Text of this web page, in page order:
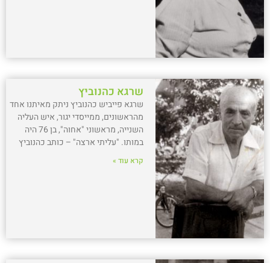
שרגא כהנוביץ
שרגא פייביש כהנוביץ ניתק מאיתנו אחד
מהראשונים, ממייסדי יגור, איש העליה
השנייה, מראשוני "אחוה", בן 76 היה
במותו. "עליתי ארצה" – כותב כהנוביץ
קרא עוד »